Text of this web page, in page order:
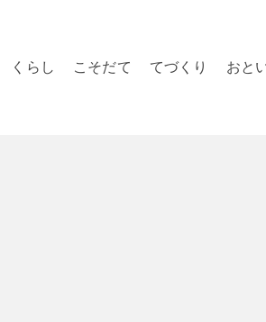
くらし こそだて てづくり おと